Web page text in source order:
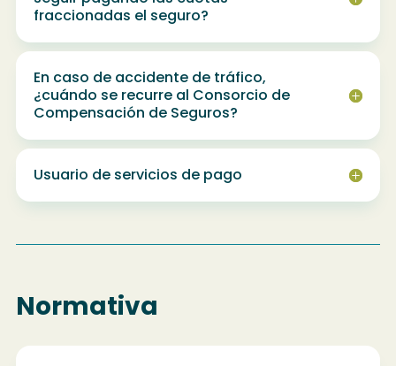
fraccionadas el seguro?
En caso de accidente de tráfico,
¿cuándo se recurre al Consorcio de
Compensación de Seguros?
Usuario de servicios de pago
Normativa